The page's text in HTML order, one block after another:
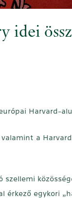
idei
Harvard-
a
érkező egykori